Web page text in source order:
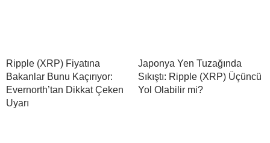
Ripple (XRP) Fiyatına
Bakanlar Bunu Kaçırıyor:
Evernorth’tan Dikkat Çeken
Uyarı
Japonya Yen Tuzağında
Sıkıştı: Ripple (XRP) Üçüncü
Yol Olabilir mi?